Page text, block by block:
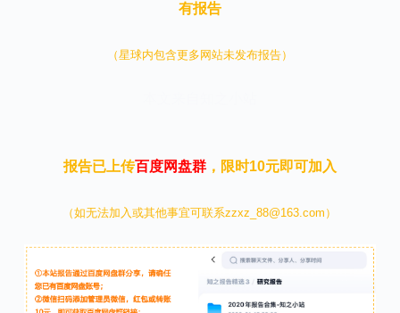
有报告
（星球内包含更多网站未发布报告）
报告已上传百度网盘群，限时10元即可加入
（如无法加入或其他事宜可联系zzxz_88@163.com）